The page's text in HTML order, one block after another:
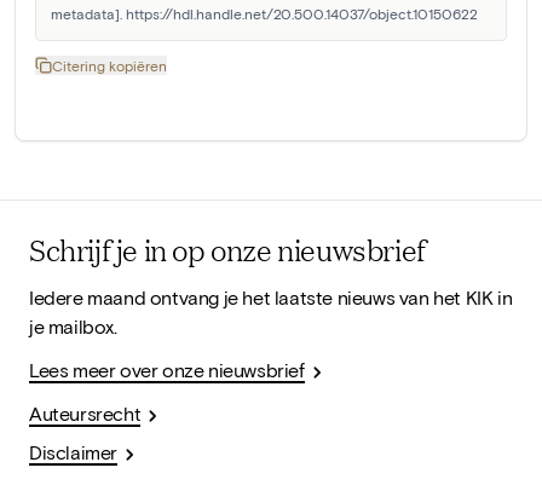
metadata]. https://hdl.handle.net/20.500.14037/object.10150622
Citering kopiëren
Schrijf je in op onze nieuwsbrief
Iedere maand ontvang je het laatste nieuws van het KIK in
je mailbox.
Lees meer over onze nieuwsbrief
Auteursrecht
Disclaimer